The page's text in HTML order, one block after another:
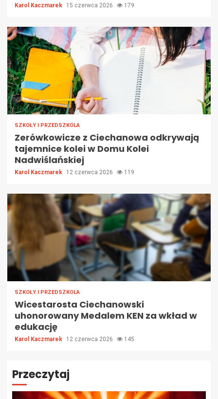
Karol Kaczmarek 15 czerwca 2026 179
SZKOŁY I PRZEDSZKOLA
Zerówkowicze z Ciechanowa odkrywają
tajemnice kolei w Domu Kolei
Nadwiślańskiej
Karol Kaczmarek 12 czerwca 2026 119
SZKOŁY I PRZEDSZKOLA
Wicestarosta Ciechanowski
uhonorowany Medalem KEN za wkład w
edukację
Karol Kaczmarek 12 czerwca 2026 145
Przeczytaj